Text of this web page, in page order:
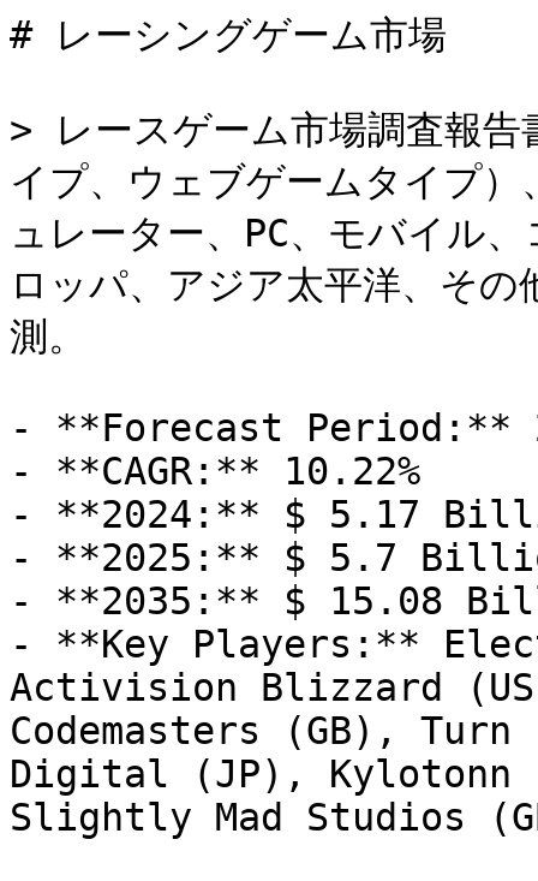
# レーシングゲーム市場
> レースゲーム市場調査報
イプ、ウェブゲームタイプ
ュレーター、PC、モバイル
ロッパ、アジア太平洋、そ
測。
- **Forecast Period:**
- **CAGR:** 10.22%
- **2024:** $ 5.17
- **2025:** $ 5.7
- **2035:** $ 15.08
- **Key Players:**
Activision Blizzard
Codemasters (GB),
Digital (JP), Kylotonn
Slightly Mad Studios